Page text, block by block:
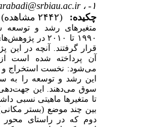
چکیده:
متغیرهای رشد و توسعه
۱۹۹۰ تا ۲۰۱۰ در
قرار گرفتند. آنچه در این
آن پرداخته شده است از
می‌شود: نخست استخراج و
این رشد و توسعه را به
سوق می‌دهند. این جهت‌دهی
تا متغیرها ماهیتی نسبی
بین چند موضع (بستر
دوم که در راستای محور